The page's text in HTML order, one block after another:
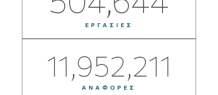
ΕΡΓΑΣΙΕΣ
ΑΝΑΦΟΡΕΣ
11,952,211